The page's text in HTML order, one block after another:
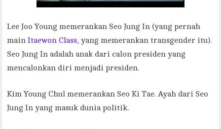
Lee Joo Young memerankan Seo Jung In (yang pernah
mainItaewon Class, yang memerankan transgender itu).
Seo Jung In adalah anak dari calon presiden yang
mencalonkan diri menjadi presiden.
Kim Young Chul memerankan Seo Ki Tae. Ayah dari Seo
Jung In yang masuk dunia politik.